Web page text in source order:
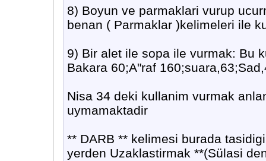
8) Boyun ve parmaklari vurup
benan ( Parmaklar )kelimeleri ile
9) Bir alet ile sopa ile vurmak: Bu
Bakara 60;A"raf
Nisa 34 deki kullanim vurmak
uymamaktadir
** DARB ** kelimesi burada
yerden Uzaklastirmak **(Sülasi